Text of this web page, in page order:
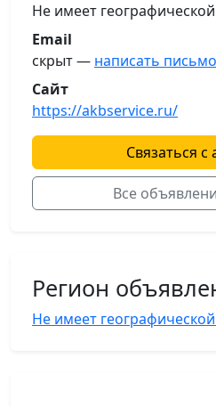
Не имеет
Email
скрыт — написать письмо
Сайт
https://akbservice.ru/
Связаться с
Все
Регион
Не имеет